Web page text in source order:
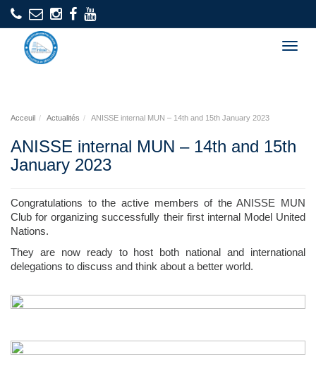
Acceuil Actualités ANISSE internal MUN – 14th and 15th January 2023
ANISSE internal MUN – 14th and 15th
January 2023
Congratulations to the active members of the ANISSE MUN
Club for organizing successfully their first internal Model United
Nations.
They are now ready to host both national and international
delegations to discuss and think about a better world.